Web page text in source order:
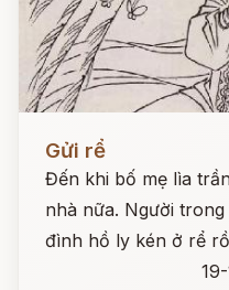
Gửi rể
Đến khi bố mẹ lìa
nhà nữa. Người
đình hồ ly kén ở rể